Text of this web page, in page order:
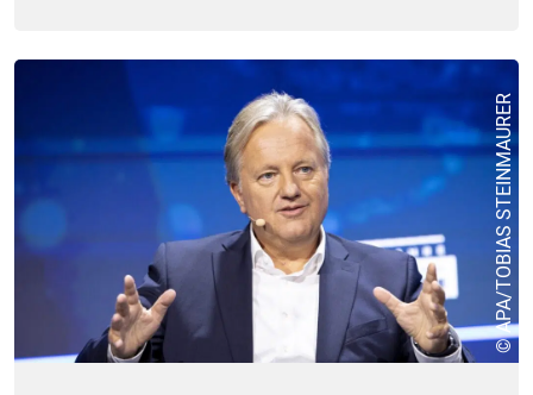
© APA/TOBIAS STEINMAURER